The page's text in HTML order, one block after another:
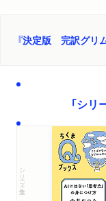
小百姓
金のがちょう
うさぎの花嫁
十二人の猟師
泥棒とその親方
ヨリンデとヨリンゲル
三人のしあわせ者
『決定版 完訳グリ
「シ
シリーズ・全集